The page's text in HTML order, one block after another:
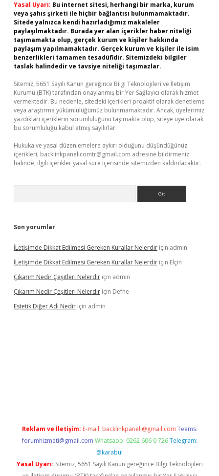
Yasal Uyarı: Bu internet sitesi, herhangi bir marka, kurum
veya şahıs şirketi ile hiçbir bağlantısı bulunmamaktadır.
Sitede yalnızca kendi hazırladığımız makaleler
paylaşılmaktadır. Burada yer alan içerikler haber niteliği
taşımamakta olup, gerçek kurum ve kişiler hakkında
paylaşım yapılmamaktadır. Gerçek kurum ve kişiler ile isim
benzerlikleri tamamen tesadüfidir. Sitemizdeki bilgiler
taslak halindedir ve tavsiye niteliği taşımazlar.
Sitemiz, 5651 Sayılı Kanun gereğince Bilgi Teknolojileri ve İletişim
Kurumu (BTK) tarafından onaylanmış bir Yer Sağlayıcı olarak hizmet
vermektedir. Bu nedenle, sitedeki içerikleri proaktif olarak denetleme
veya araştırma yükümlülüğümüz bulunmamaktadır. Ancak, üyelerimiz
yazdıkları içeriklerin sorumluluğunu taşımakta olup, siteye üye olarak
bu sorumluluğu kabul etmiş sayılırlar.
Hukuka ve yasal düzenlemelere aykırı olduğunu düşündüğünüz
içerikleri, backlinkpanelicomtr@gmail.com adresine bildirmeniz
halinde, ilgili içerikler yasal süre içerisinde sitemizden kaldırılacaktır.
Son yorumlar
İLetişimde Dikkat Edilmesi Gereken Kurallar Nelerdir için admin
İLetişimde Dikkat Edilmesi Gereken Kurallar Nelerdir için Elçin
Çıkarım Nedir Çeşitleri Nelerdir için admin
Çıkarım Nedir Çeşitleri Nelerdir için Defne
Estetik Diğer Adı Nedir için admin
Reklam ve İletişim: E-mail: backlinkpaneli@gmail.com Teams:
forumhizmeti@gmail.com Whatsapp: 0262 606 0 726 Telegram:
@karabul
Yasal Uyarı: Sitemiz, 5651 Sayılı Kanun gereğince Bilgi Teknolojileri